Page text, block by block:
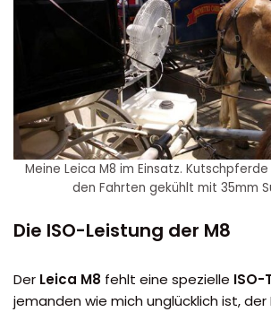
Meine Leica M8 im Einsatz.
den Fahrten gekühlt mit 35mm
Die ISO-Leistung der M8
Der Leica M8 fehlt eine spezielle ISO-
jemanden wie mich unglücklich ist,